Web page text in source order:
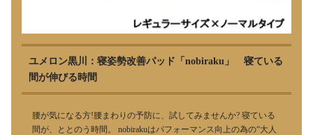
ユメロン黒川：寝姿勢改善パッド「nobiraku」 寝ている
間が伸びる時間
腰が気になる方!腰まわりの予防に、試してみませんか? 寝ている
間が、ととのう時間。 nobirakuはパフォーマンス向上の為の“大人